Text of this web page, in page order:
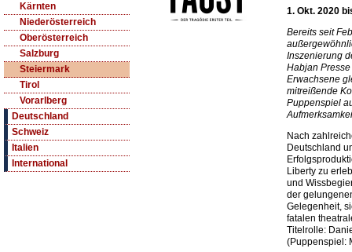
Kärnten
Niederösterreich
Oberösterreich
Salzburg
Steiermark
Tirol
Vorarlberg
Deutschland
Schweiz
Italien
International
1. Okt. 2020
Bereits seit
Inszenierung
Habjan
Erwachsene
mitreißende
Puppenspiel
Nach
Deutschland
Liberty zu
und
der
Gelegenheit,
fatalen
Titelrolle:
(Puppenspiel: